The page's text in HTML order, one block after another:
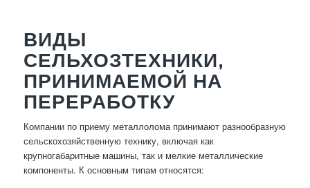
ВИДЫ
СЕЛЬХОЗТЕХНИКИ,
ПРИНИМАЕМОЙ НА
ПЕРЕРАБОТКУ
Компании по приему металлолома принимают разнообразную
сельскохозяйственную технику, включая как
крупногабаритные машины, так и мелкие металлические
компоненты. К основным типам относятся: